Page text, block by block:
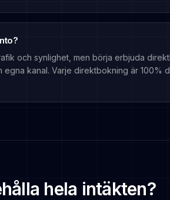
och synlighet, men börja erbjuda
kanal. Varje direktbokning är 100%
hela intäkten?